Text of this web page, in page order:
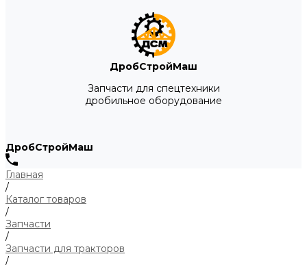
ДробСтройМаш
Запчасти для спецтехники
дробильное оборудование
ДробСтройМаш
Главная
/
Каталог товаров
/
Запчасти
/
Запчасти для тракторов
/